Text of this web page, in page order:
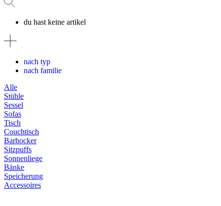
du hast keine artikel
nach typ
nach familie
Alle
Stühle
Sessel
Sofas
Tisch
Couchtisch
Barhocker
Sitzpuffs
Sonnenliege
Bänke
Speicherung
Accessoires